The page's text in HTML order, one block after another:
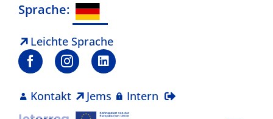
Zum
springen
Sprache:
Leichte Sprache
Kontakt Jems Intern